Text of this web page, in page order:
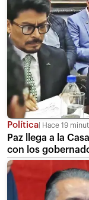
Política Hace 19
Paz llega a la
con los